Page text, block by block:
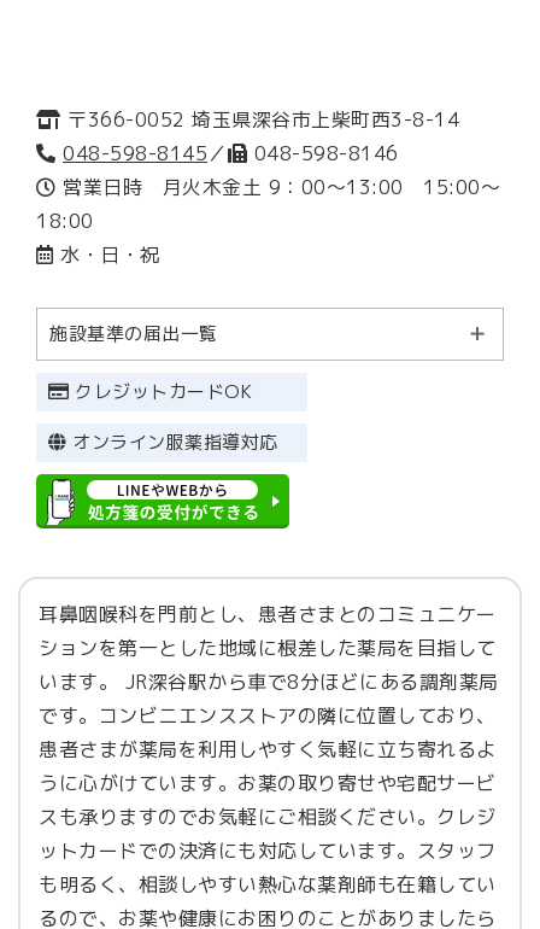
〒366-0052 埼玉県深谷市上柴町西3-8-14
048-598-8145／
048-598-8146
営業日時 月火木金土 9：00～13:00 15:00～
18:00
水・日・祝
施設基準の届出一覧
（調剤基本料１)
（電子的調剤情報連携体制整備加算）
（在宅患者訪問薬剤管理指導料）
クレジットカードOK
オンライン服薬指導対応
耳鼻咽喉科を門前とし、患者さまとのコミュニケー
ションを第一とした地域に根差した薬局を目指して
います。 JR深谷駅から車で8分ほどにある調剤薬局
です。コンビニエンスストアの隣に位置しており、
患者さまが薬局を利用しやすく気軽に立ち寄れるよ
うに心がけています。お薬の取り寄せや宅配サービ
スも承りますのでお気軽にご相談ください。クレジ
ットカードでの決済にも対応しています。スタッフ
も明るく、相談しやすい熱心な薬剤師も在籍してい
るので、お薬や健康にお困りのことがありましたら